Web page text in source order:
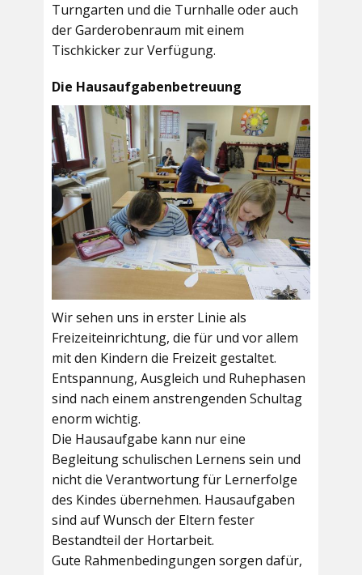
Turngarten und die Turnhalle oder auch
derGarderobenraum mit einem
Tischkicker zur Verfügung.
Die Hausaufgabenbetreuung
Wir sehen uns in erster Linie als
Freizeiteinrichtung, die für und vor allem
mit den Kindern die Freizeit gestaltet.
Entspannung, Ausgleich und Ruhephasen
sind nach einem anstrengenden Schultag
enorm wichtig.
Die Hausaufgabe kann nur eine
Begleitung schulischen Lernens sein und
nicht die Verantwortung für Lernerfolge
des Kindes übernehmen. Hausaufgaben
sind auf Wunsch der Eltern fester
Bestandteil der Hortarbeit.
Gute Rahmenbedingungen sorgen dafür,